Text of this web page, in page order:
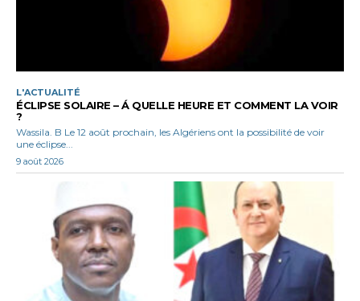
L'ACTUALITÉ
ÉCLIPSE SOLAIRE – Á QUELLE HEURE ET COMMENT LA VOIR
?
Wassila. B Le 12 août prochain, les Algériens ont la possibilité de voir
une éclipse...
9 août 2026